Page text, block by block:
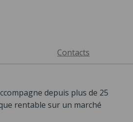
Contacts
depuis plus de 25
rentable sur un marché